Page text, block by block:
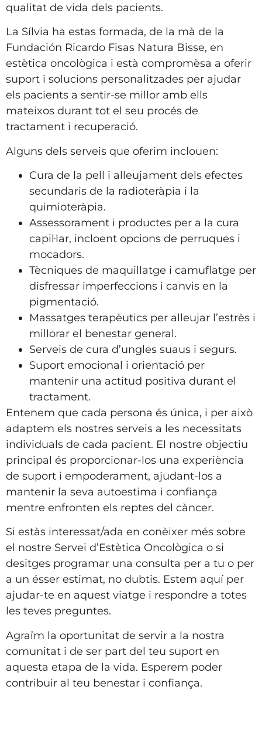
qualitat de vida dels pacients.
La Sílvia ha estas formada, de la mà de la
Fundación Ricardo Fisas Natura Bisse, en
estètica oncològica i està compromèsa a oferir
suport i solucions personalitzades per ajudar
els pacients a sentir-se millor amb ells
mateixos durant tot el seu procés de
tractament i recuperació.
Alguns dels serveis que oferim inclouen:
Cura de la pell i alleujament dels efectes
secundaris de la radioteràpia i la
quimioteràpia.
Assessorament i productes per a la cura
capil·lar, incloent opcions de perruques i
mocadors.
Tècniques de maquillatge i camuflatge per
disfressar imperfeccions i canvis en la
pigmentació.
Massatges terapèutics per alleujar l’estrès i
millorar el benestar general.
Serveis de cura d’ungles suaus i segurs.
Suport emocional i orientació per
mantenir una actitud positiva durant el
tractament.
Entenem que cada persona és única, i per això
adaptem els nostres serveis a les necessitats
individuals de cada pacient. El nostre objectiu
principal és proporcionar-los una experiència
de suport i empoderament, ajudant-los a
mantenir la seva autoestima i confiança
mentre enfronten els reptes del càncer.
Si estàs interessat/ada en conèixer més sobre
el nostre Servei d’Estètica Oncològica o si
desitges programar una consulta per a tu o per
a un ésser estimat, no dubtis. Estem aquí per
ajudar-te en aquest viatge i respondre a totes
les teves preguntes.
Agraïm la oportunitat de servir a la nostra
comunitat i de ser part del teu suport en
aquesta etapa de la vida. Esperem poder
contribuir al teu benestar i confiança.